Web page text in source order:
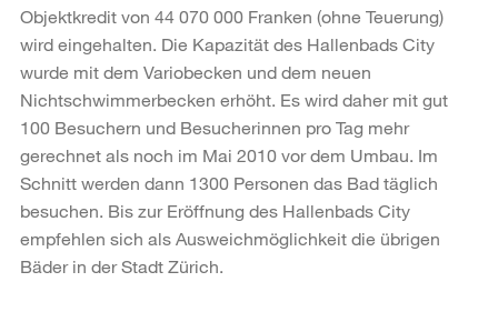
Objektkredit von 44 070 000 Franken (ohne Teuerung)
wird eingehalten. Die Kapazität des Hallenbads City
wurde mit dem Variobecken und dem neuen
Nichtschwimmerbecken erhöht. Es wird daher mit gut
100 Besuchern und Besucherinnen pro Tag mehr
gerechnet als noch im Mai 2010 vor dem Umbau. Im
Schnitt werden dann 1300 Personen das Bad täglich
besuchen. Bis zur Eröffnung des Hallenbads City
empfehlen sich als Ausweichmöglichkeit die übrigen
Bäder in der Stadt Zürich.